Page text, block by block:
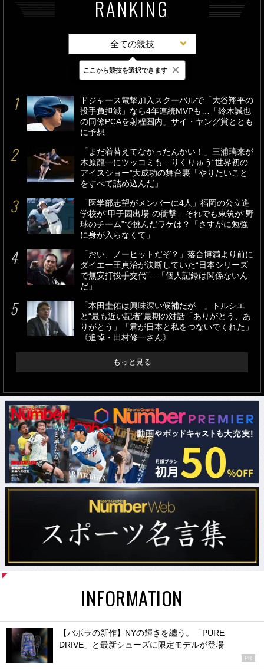
RANKING
全ての競技
最新 24時間 週間
ドジャース電撃加入スクーバルで「大谷翔平の
投手負担減」なら4年連続MVPも…「鈴木誠也
の同僚PCAを射程圏内」サイ・ヤング賞ととも
に予想
「まだ着替えてなかったんかい！」三浦璃来が
木原龍一にツッコミも…りくりゅう“世界初の
アイスショー”大成功の舞台裏「やりたいこと
をすべて詰め込んだ」
「医学部志望がメンバーに4人」福岡の公立進
学校が“甲子園出場”の衝撃…それでも東筑が“野
球のチーム”で挑んだワケは？「さすがに勉強
に身が入らなくて」
「おい、ノーヒットだぞ？」落合博満より前に
ダイエー王貞治が決断していた“日本シリーズ
で無安打投手交代”…「個人記録は関係ないん
だ」
「本田圭佑は興味深い候補だが…」トルシエ
と“最も近い記者”最期の対話「ありがとう、あ
りがとう」「君が日本と私をつないでくれた」
《追悼・田村修一さん》
もっと見る
INFORMATION
【バボラの新作】NYの輝きを纏う。「PURE
DRIVE」と最新シューズに限定モデルが登場
PR
ここから競技を選択できます ×